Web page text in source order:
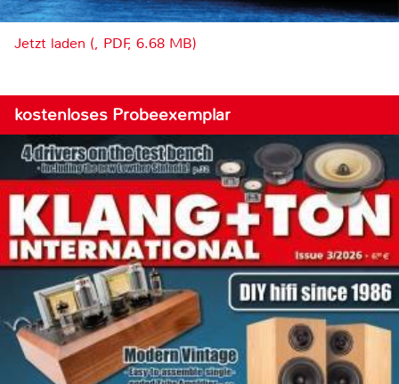
Jetzt laden (, PDF, 6.68 MB)
kostenloses Probeexemplar